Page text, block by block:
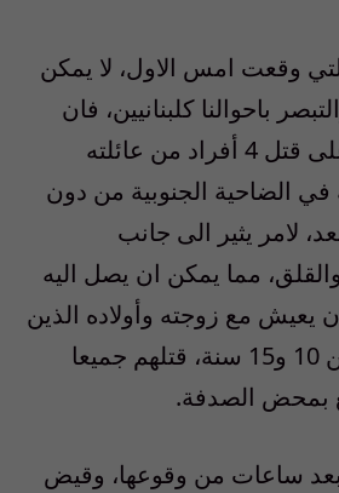
وقعت امس الاول، لا يمكن
باحوالنا كلبنانيين، فان
يقدم غسان دلال على قتل 4 أفراد من عائلته
في الضاحية الجنوبية من دون
لامر يثير الى جانب
مما يمكن ان يصل اليه
يعيش مع زوجته وأولاده الذين
تتراوح أعمارهم بين 10 و15 سنة، قتلهم جميعا
بمحض الصدفة.
ساعات من وقوعها، وقيض